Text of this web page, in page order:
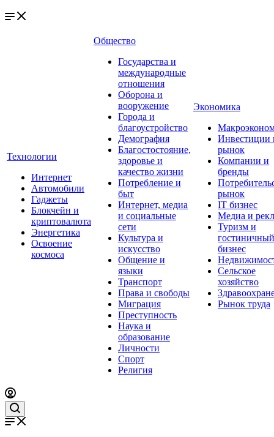
Технологии
Интернет
Автомобили
Гаджеты
Блокчейн и
криптовалюта
Энергетика
Освоение
космоса
Общество
Государства и
международные
отношения
Оборона и
вооружение
Города и
благоустройство
Демография
Благостостояние,
здоровье и
качество жизни
Потребление и
быт
Интернет, медиа
и социальные
сети
Культура и
искусство
Общение и
языки
Транспорт
Права и свободы
Миграция
Преступность
Наука и
образование
Личности
Спорт
Религия
Экономика
Инвестиции
рынок
Компании и
бренды
рынок
IT бизнес
Медиа и
Туризм и
гостиничный
бизнес
Сельское
хозяйство
Рынок труда